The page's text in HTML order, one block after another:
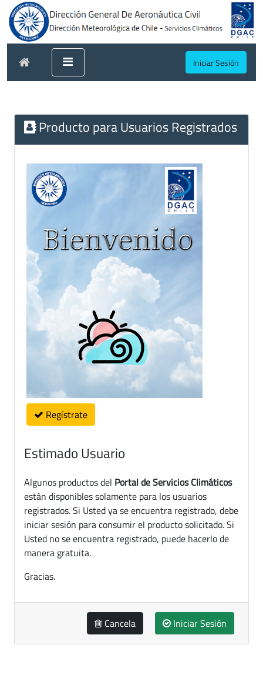
Iniciar Sesión
Producto para Usuarios Registrados
Regístrate
Estimado Usuario
Algunos productos del Portal de Servicios Climáticos
están disponibles solamente para los usuarios
registrados. Si Usted ya se encuentra registrado, debe
iniciar sesión para consumir el producto solicitado. Si
Usted no se encuentra registrado, puede hacerlo de
manera gratuita.
Gracias.
Cancela Iniciar Sesión